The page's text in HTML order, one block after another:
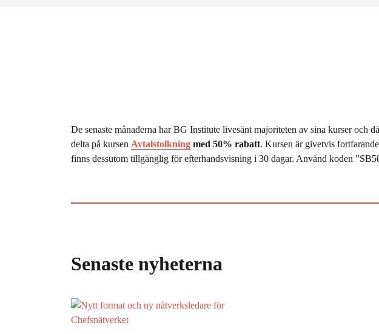
De senaste månaderna har BG Institute livesänt majoriteten av sina kurser
delta på kursen Avtalstolkning med 50% rabatt. Kursen är givetvis
finns dessutom tillgänglig för efterhandsvisning i 30 dagar. Använd koden
Senaste nyheterna